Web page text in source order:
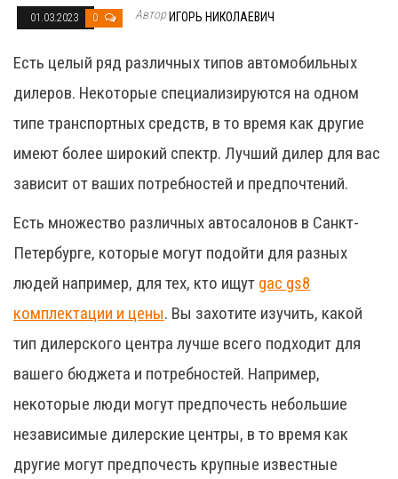
01.03.2023 0 Автор ИГОРЬ НИКОЛАЕВИЧ
Есть целый ряд различных типов автомобильных
дилеров. Некоторые специализируются на одном
типе транспортных средств, в то время как другие
имеют более широкий спектр. Лучший дилер для вас
зависит от ваших потребностей и предпочтений.
Есть множество различных автосалонов в Санкт-
Петербурге, которые могут подойти для разных
людей например, для тех, кто ищут gac gs8
комплектации и цены. Вы захотите изучить, какой
тип дилерского центра лучше всего подходит для
вашего бюджета и потребностей. Например,
некоторые люди могут предпочесть небольшие
независимые дилерские центры, в то время как
другие могут предпочесть крупные известные